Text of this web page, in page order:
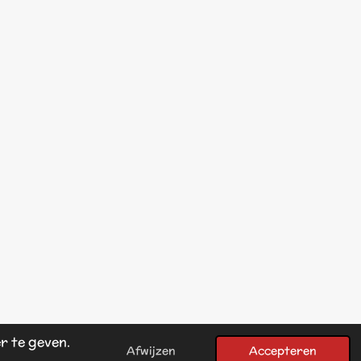
te geven.
Afwijzen Accepteren
Powered by JouwWeb